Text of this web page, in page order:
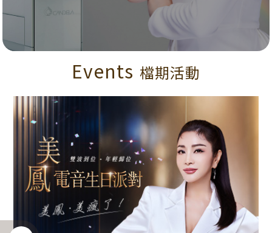
Events 檔期活動